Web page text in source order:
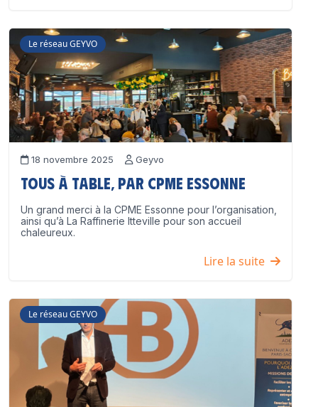
Le réseau GEYVO
18 novembre 2025 Geyvo
Tous à table, par CPME Essonne
Un grand merci à la CPME Essonne pour l’organisation,
ainsi qu’à La Raffinerie Itteville pour son accueil
chaleureux.
Lire la suite
Le réseau GEYVO